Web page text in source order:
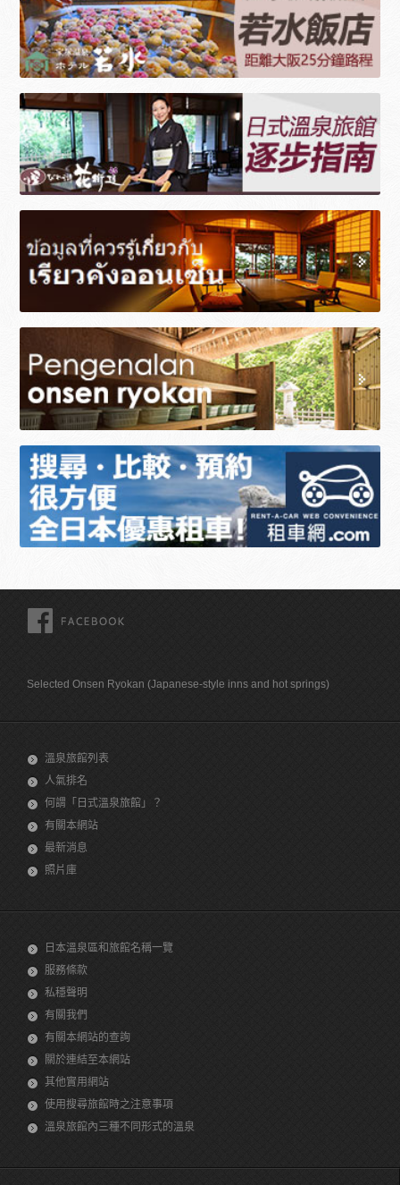
Selected Onsen Ryokan (Japanese-style inns and hot springs)
溫泉旅館列表
人氣排名
何謂「日式溫泉旅館」？
有關本網站
最新消息
照片庫
日本溫泉區和旅館名稱一覽
服務條款
私穩聲明
有關我們
有關本網站的查詢
關於連結至本網站
其他實用網站
使用搜尋旅館時之注意事項
溫泉旅館內三種不同形式的溫泉